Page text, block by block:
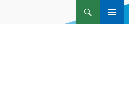
Unabhängige Bürgervertretung